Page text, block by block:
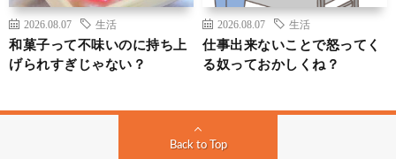
2026.08.07 生活
和菓子って不味いのに持ち上
げられすぎじゃない？
2026.08.07 生活
仕事出来ないことで怒ってく
る奴っておかしくね？
Back to Top